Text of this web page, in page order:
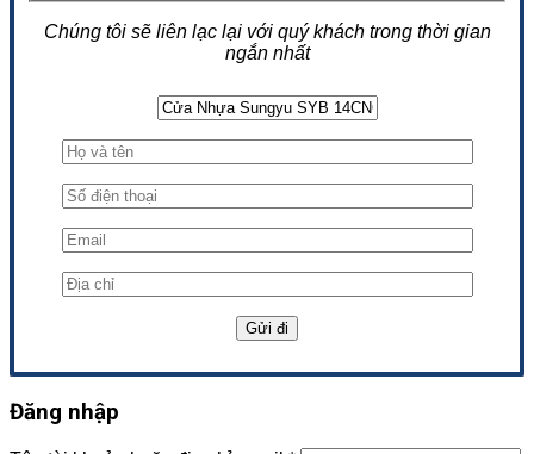
Chúng tôi sẽ liên lạc lại với quý khách trong thời gian
ngắn nhất
Đăng nhập